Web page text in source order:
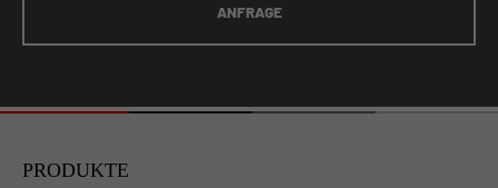
ANFRAGE
PRODUKTE